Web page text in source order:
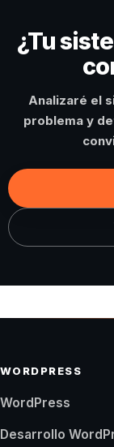
¿Tu
Analizaré el
problema y
WORDPRESS
WordPress
Desarrollo